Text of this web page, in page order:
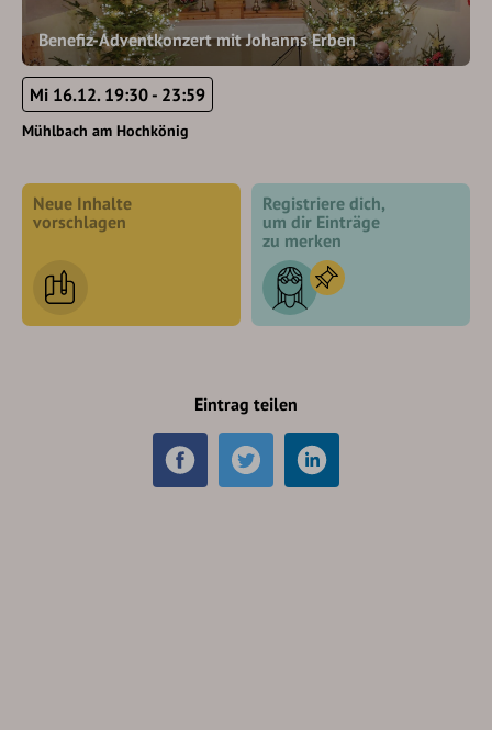
Benefiz-Adventkonzert mit Johanns Erben
Mi 16.12. 19:30 - 23:59
Mühlbach am Hochkönig
Neue Inhalte
vorschlagen
Registriere dich,
um dir Einträge
zu merken
Eintrag teilen